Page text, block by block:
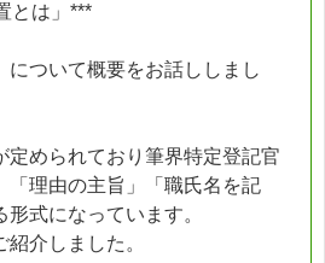
とは」***
について概要をお話ししまし
定められており筆界特定登記官
「理由の主旨」「職氏名を記
式になっています。
介しました。